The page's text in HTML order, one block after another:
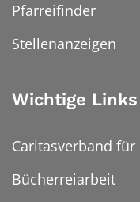
Pfarreifinder
Stellenanzeigen
Wichtige Links
Caritasverband
Bücherreiarbeit